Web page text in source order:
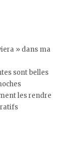
» dans ma
sont belles
les rendre